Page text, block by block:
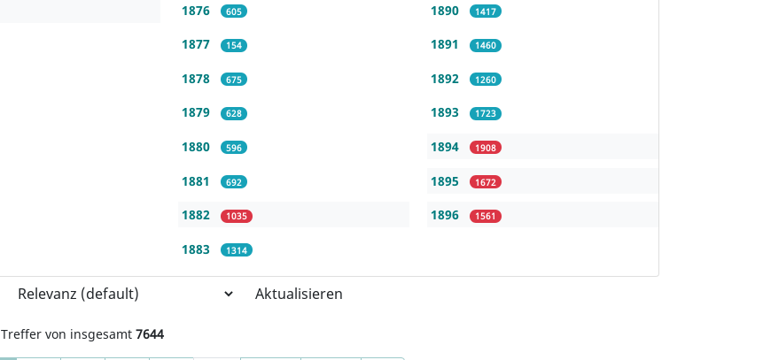
1876 605
1877 154
1878 675
1879 628
1880 596
1881 692
1882 1035
1883 1314
1890 1417
1891 1460
1892 1260
1893 1723
1894 1908
1895 1672
1896 1561
Aktualisieren
Treffer von insgesamt 7644